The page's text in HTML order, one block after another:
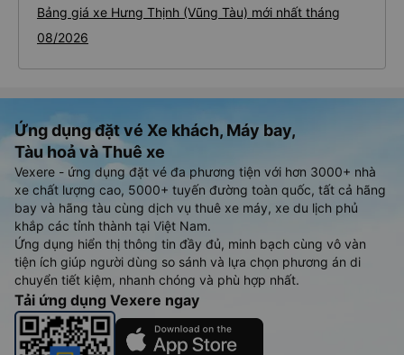
Bảng giá xe Hưng Thịnh (Vũng Tàu) mới nhất tháng
08/2026
Ứng dụng đặt vé Xe khách, Máy bay,
Tàu hoả và Thuê xe
Vexere - ứng dụng đặt vé đa phương tiện với hơn 3000+ nhà
xe chất lượng cao, 5000+ tuyến đường toàn quốc, tất cả hãng
bay và hãng tàu cùng dịch vụ thuê xe máy, xe du lịch phủ
khắp các tỉnh thành tại Việt Nam.
Ứng dụng hiển thị thông tin đầy đủ, minh bạch cùng vô vàn
tiện ích giúp người dùng so sánh và lựa chọn phương án di
chuyển tiết kiệm, nhanh chóng và phù hợp nhất.
Tải ứng dụng Vexere ngay